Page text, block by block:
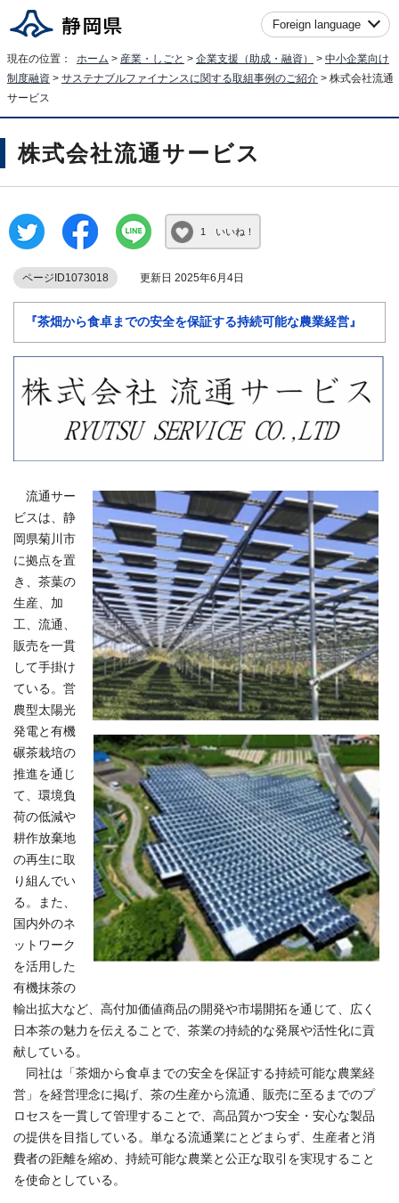
Foreign language
現在の位置： ホーム > 産業・しごと > 企業支援（助成・融資） > 中小企業向け
制度融資 > サステナブルファイナンスに関する取組事例のご紹介 > 株式会社流通
サービス
株式会社流通サービス
1 いいね！
ページID1073018 更新日 2025年6月4日
『茶畑から食卓までの安全を保証する持続可能な農業経営』
流通サー
ビスは、静
岡県菊川市
に拠点を置
き、茶葉の
生産、加
工、流通、
販売を一貫
して手掛け
ている。営
農型太陽光
発電と有機
碾茶栽培の
推進を通じ
て、環境負
荷の低減や
耕作放棄地
の再生に取
り組んでい
る。また、
国内外のネ
ットワーク
を活用した
有機抹茶の
輸出拡大など、高付加価値商品の開発や市場開拓を通じて、広く
日本茶の魅力を伝えることで、茶業の持続的な発展や活性化に貢
献している。
同社は「茶畑から食卓までの安全を保証する持続可能な農業経
営」を経営理念に掲げ、茶の生産から流通、販売に至るまでのプ
ロセスを一貫して管理することで、高品質かつ安全・安心な製品
の提供を目指している。単なる流通業にとどまらず、生産者と消
費者の距離を縮め、持続可能な農業と公正な取引を実現すること
を使命としている。